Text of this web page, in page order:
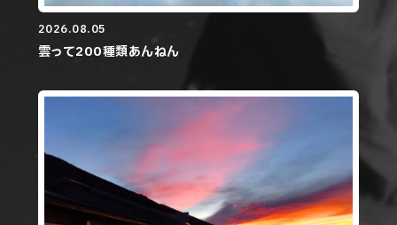
2026.08.05
雲って200種類あんねん